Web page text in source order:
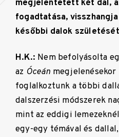
megjelentetett két dal,
fogadtatása,
későbbi dalok
H.K.: Nem befolyásolta
az Óceán megjelenésekor
foglalkoztunk a többi
dalszerzési módszerek
mint az eddigi
egy-egy témával és